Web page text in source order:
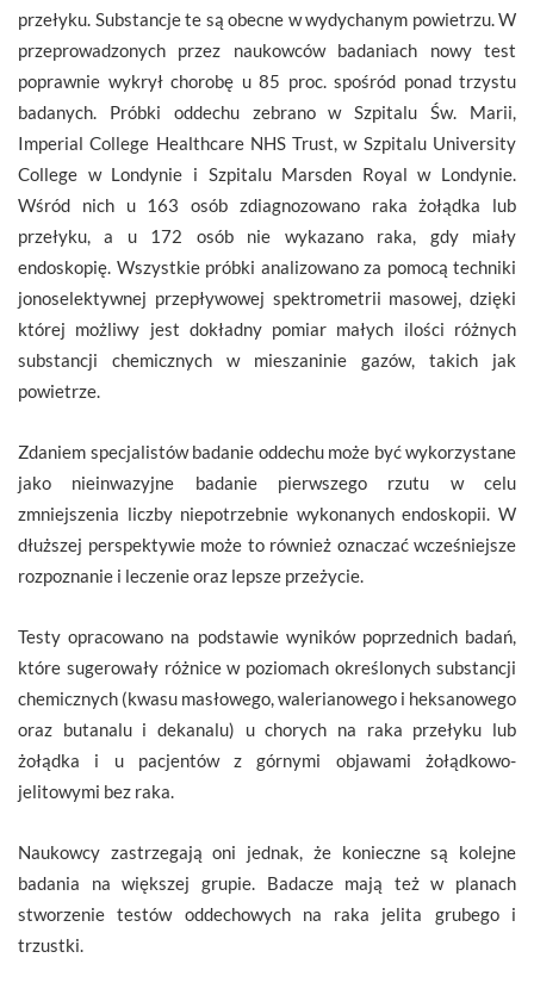
przełyku. Substancje te są obecne w wydychanym powietrzu. W
przeprowadzonych przez naukowców badaniach nowy test
poprawnie wykrył chorobę u 85 proc. spośród ponad trzystu
badanych. Próbki oddechu zebrano w Szpitalu Św. Marii,
Imperial College Healthcare NHS Trust, w Szpitalu University
College w Londynie i Szpitalu Marsden Royal w Londynie.
Wśród nich u 163 osób zdiagnozowano raka żołądka lub
przełyku, a u 172 osób nie wykazano raka, gdy miały
endoskopię. Wszystkie próbki analizowano za pomocą techniki
jonoselektywnej przepływowej spektrometrii masowej, dzięki
której możliwy jest dokładny pomiar małych ilości różnych
substancji chemicznych w mieszaninie gazów, takich jak
powietrze.
Zdaniem specjalistów badanie oddechu może być wykorzystane
jako nieinwazyjne badanie pierwszego rzutu w celu
zmniejszenia liczby niepotrzebnie wykonanych endoskopii. W
dłuższej perspektywie może to również oznaczać wcześniejsze
rozpoznanie i leczenie oraz lepsze przeżycie.
Testy opracowano na podstawie wyników poprzednich badań,
które sugerowały różnice w poziomach określonych substancji
chemicznych (kwasu masłowego, walerianowego i heksanowego
oraz butanalu i dekanalu) u chorych na raka przełyku lub
żołądka i u pacjentów z górnymi objawami żołądkowo-
jelitowymi bez raka.
Naukowcy zastrzegają oni jednak, że konieczne są kolejne
badania na większej grupie. Badacze mają też w planach
stworzenie testów oddechowych na raka jelita grubego i
trzustki.